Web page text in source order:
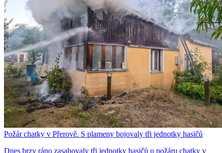
Požár chatky v Přerově. S plameny bojovaly tři jednotky hasičů
Dnes brzy ráno zasahovaly tři jednotky hasičů u požáru chatky v